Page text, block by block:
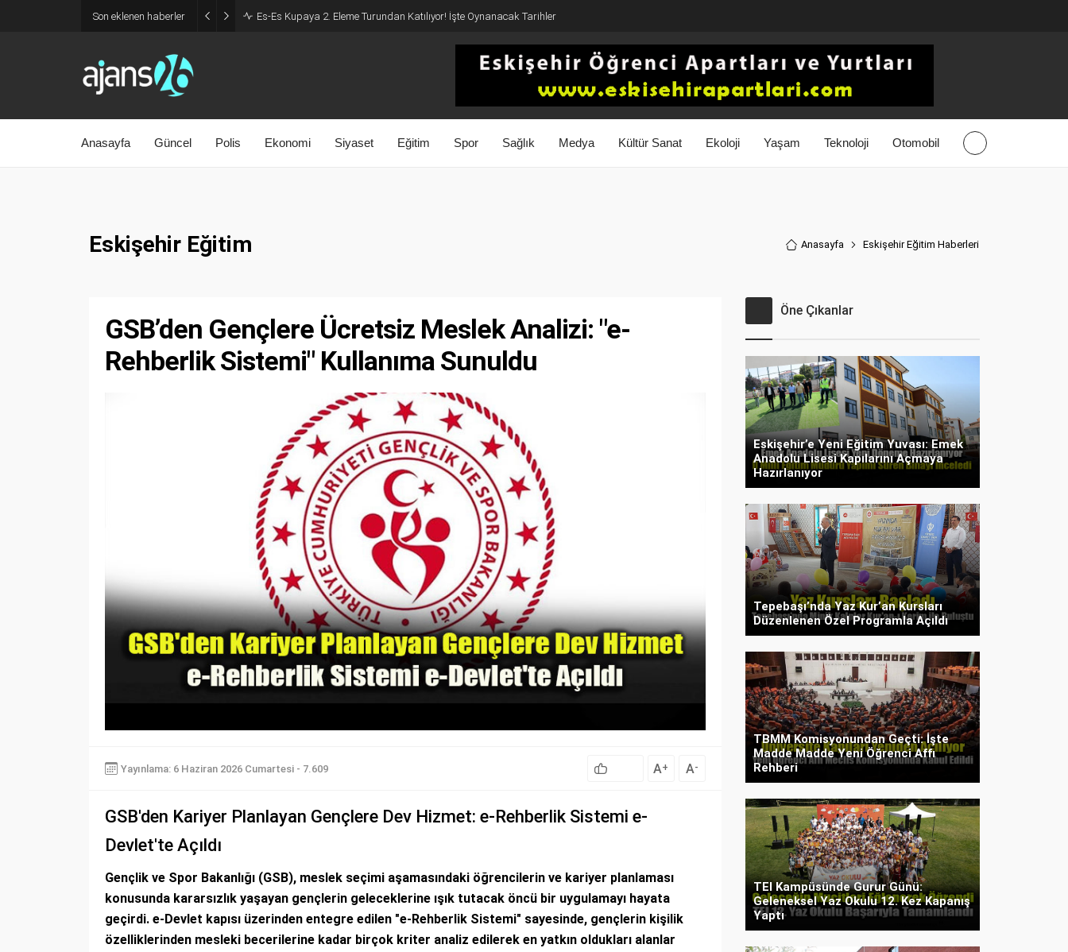
Son eklenen haberler Es-Es Kupaya 2. Eleme Turundan Katılıyor! İşte Oynanacak Tarihler
Anasayfa Güncel Polis Ekonomi Siyaset Eğitim Spor Sağlık Medya Kültür Sanat Ekoloji Yaşam Teknoloji Otomobil
Eskişehir Eğitim Anasayfa Eskişehir Eğitim Haberleri
GSB’den Gençlere Ücretsiz Meslek Analizi: "e-
Rehberlik Sistemi" Kullanıma Sunuldu
Yayınlama: 6 Haziran 2026 Cumartesi - 7.609 A+ A-
GSB'den Kariyer Planlayan Gençlere Dev Hizmet: e-Rehberlik Sistemi e-
Devlet'te Açıldı
Gençlik ve Spor Bakanlığı (GSB), meslek seçimi aşamasındaki öğrencilerin ve kariyer planlaması
konusunda kararsızlık yaşayan gençlerin geleceklerine ışık tutacak öncü bir uygulamayı hayata
geçirdi. e-Devlet kapısı üzerinden entegre edilen "e-Rehberlik Sistemi" sayesinde, gençlerin kişilik
özelliklerinden mesleki becerilerine kadar birçok kriter analiz edilerek en yatkın oldukları alanlar
Öne Çıkanlar
Eskişehir’e Yeni Eğitim Yuvası: Emek
Anadolu Lisesi Kapılarını Açmaya
Hazırlanıyor
Tepebaşı’nda Yaz Kur’an Kursları
Düzenlenen Özel Programla Açıldı
TBMM Komisyonundan Geçti: İşte
Madde Madde Yeni Öğrenci Affı
Rehberi
TEI Kampüsünde Gurur Günü:
Geleneksel Yaz Okulu 12. Kez Kapanış
Yaptı